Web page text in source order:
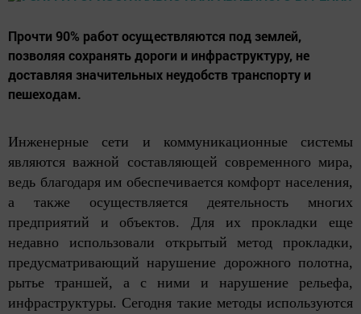
Прочти 90% работ осуществляются под землей,
позволяя сохранять дороги и инфраструктуру, не
доставляя значительных неудобств транспорту и
пешеходам.
Инженерные сети и коммуникационные системы
являются важной составляющей современного мира,
ведь благодаря им обеспечивается комфорт населения,
а также осуществляется деятельность многих
предприятий и объектов. Для их прокладки еще
недавно использовали открытый метод прокладки,
предусматривающий нарушение дорожного полотна,
рытье траншей, а с ними и нарушение рельефа,
инфраструктуры. Сегодня такие методы используются